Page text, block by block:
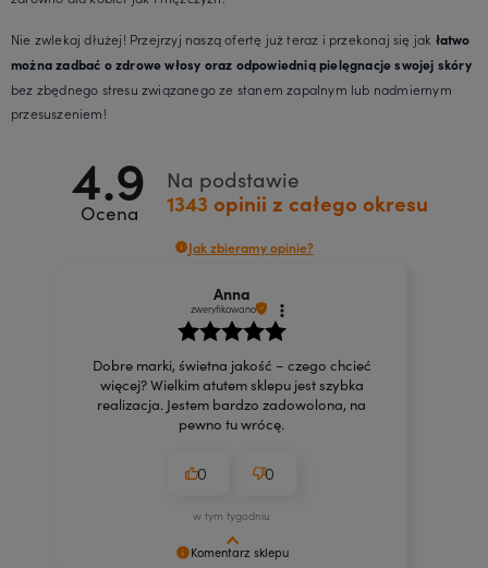
Nie zwlekaj dłużej! Przejrzyj naszą ofertę już teraz i przekonaj się jak łatwo
można zadbać o zdrowe włosy oraz odpowiednią pielęgnacje swojej skóry
bez zbędnego stresu związanego ze stanem zapalnym lub nadmiernym
przesuszeniem!
4.9
Ocena
Na podstawie
1343 opiniiz całego okresu
Jak zbieramy opinie?
Komentarz sklepu
Anna
zweryfikowano
Dobre marki, świetna jakość – czego chcieć
więcej? Wielkim atutem sklepu jest szybka
realizacja. Jestem bardzo zadowolona, na
pewno tu wrócę.
0 0
w tym tygodniu